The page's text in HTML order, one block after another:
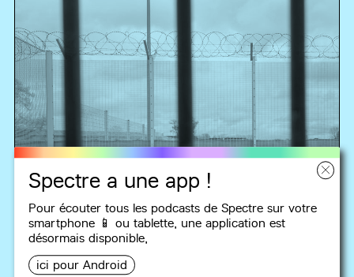
Spectre a une app !
Pour écouter tous les podcasts de Spectre sur votre
smartphone 📱 ou tablette, uneapplication est
désormais disponible,
ici pour Android